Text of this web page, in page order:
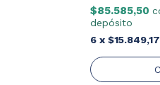
$85.585,50
depósito
6 x $15.849,17